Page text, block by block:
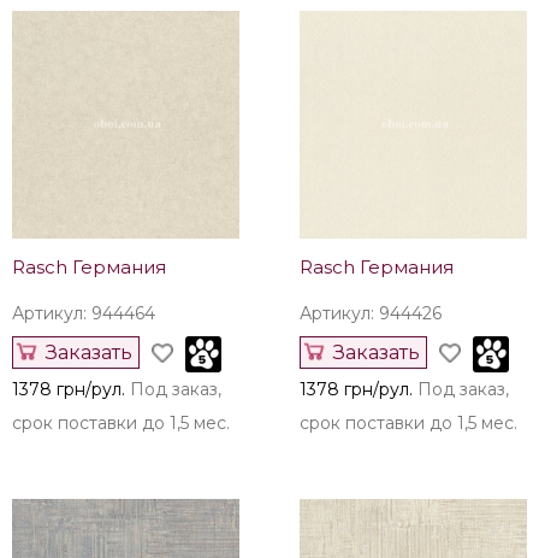
Rasch Германия
Артикул: 944464
Заказать
1378 грн/рул. Под заказ,
срок поставки до 1,5 мес.
Rasch Германия
Артикул: 944426
Заказать
1378 грн/рул. Под заказ,
срок поставки до 1,5 мес.